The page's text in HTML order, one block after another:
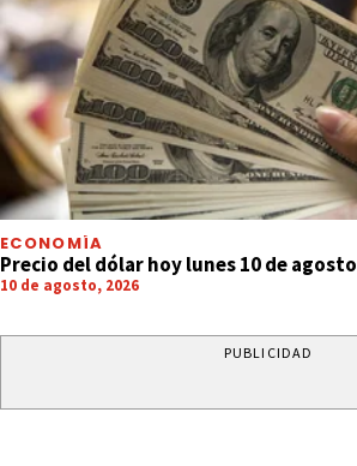
ECONOMÍA
Precio del dólar hoy lunes 10 de agosto
10 de agosto, 2026
PUBLICIDAD